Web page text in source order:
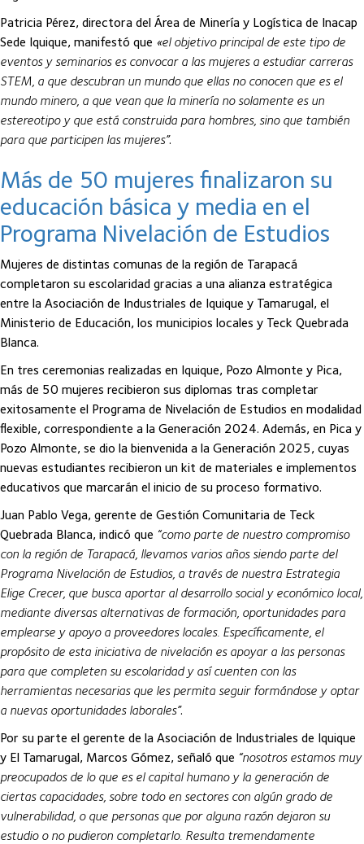
Patricia Pérez, directora del Área de Minería y Logística de Inacap
Sede Iquique, manifestó que «el objetivo principal de este tipo de
eventos y seminarios es convocar a las mujeres a estudiar carreras
STEM, a que descubran un mundo que ellas no conocen que es el
mundo minero, a que vean que la minería no solamente es un
estereotipo y que está construida para hombres, sino que también
para que participen las mujeres”.
Más de 50 mujeres finalizaron su
educación básica y media en el
Programa Nivelación de Estudios
Mujeres de distintas comunas de la región de Tarapacá
completaron su escolaridad gracias a una alianza estratégica
entre la Asociación de Industriales de Iquique y Tamarugal, el
Ministerio de Educación, los municipios locales y Teck Quebrada
Blanca.
En tres ceremonias realizadas en Iquique, Pozo Almonte y Pica,
más de 50 mujeres recibieron sus diplomas tras completar
exitosamente el Programa de Nivelación de Estudios en modalidad
flexible, correspondiente a la Generación 2024. Además, en Pica y
Pozo Almonte, se dio la bienvenida a la Generación 2025, cuyas
nuevas estudiantes recibieron un kit de materiales e implementos
educativos que marcarán el inicio de su proceso formativo.
Juan Pablo Vega, gerente de Gestión Comunitaria de Teck
Quebrada Blanca, indicó que “como parte de nuestro compromiso
con la región de Tarapacá, llevamos varios años siendo parte del
Programa Nivelación de Estudios, a través de nuestra Estrategia
Elige Crecer, que busca aportar al desarrollo social y económico local,
mediante diversas alternativas de formación, oportunidades para
emplearse y apoyo a proveedores locales. Específicamente, el
propósito de esta iniciativa de nivelación es apoyar a las personas
para que completen su escolaridad y así cuenten con las
herramientas necesarias que les permita seguir formándose y optar
a nuevas oportunidades laborales”.
Por su parte el gerente de la Asociación de Industriales de Iquique
y El Tamarugal, Marcos Gómez, señaló que “nosotros estamos muy
preocupados de lo que es el capital humano y la generación de
ciertas capacidades, sobre todo en sectores con algún grado de
vulnerabilidad, o que personas que por alguna razón dejaron su
estudio o no pudieron completarlo. Resulta tremendamente